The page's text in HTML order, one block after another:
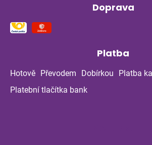
Doprava
Platba
Hotově Převodem Dobírkou
Platba
Platební tlačítka bank